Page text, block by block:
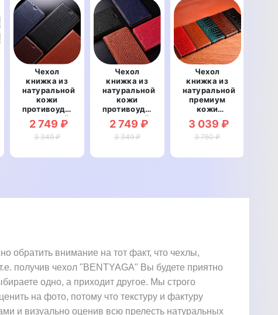
Чехол
книжка из
натуральной
кожи
противоударный
магнитный
для Xiaomi
11i "TOROS"
2 749 ₽
3 349 ₽
Чехол
книжка из
натуральной
кожи
противоударный
магнитный
для Xiaomi
11i
2 749 ₽
3 349 ₽
Чехол
книжка из
натуральной
премиум
кожи
противоударный
магнитный
для Xiaomi
"CROCODILE"
3 039 ₽
3 750 ₽
обратить внимание на тот факт, что чехлы,
получив чехол "BENTYAGA" Вы будете приятно
одно, а приходит другое. Мы строго
на фото, потому что текстуру и фактуру
и визуально оценив всю прелесть натуральных